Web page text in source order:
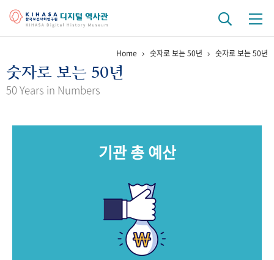
걸어온 길 기관 변천사 역대 기관장
키워드로 보는 연구 역사
문서 기록물 행정박물
Home 숫자로 보는 50년 숫자로 보는 50년
숫자로 보는 50년
50 Years in Numbers
기관 총 예산